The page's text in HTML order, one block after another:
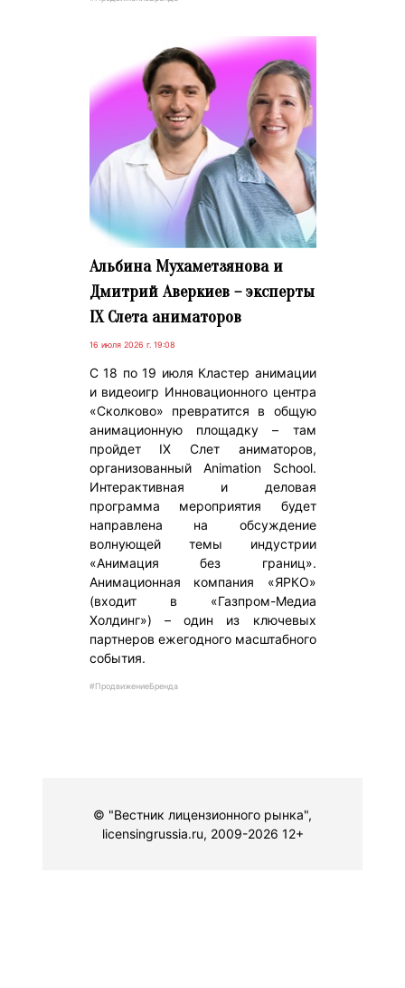
Альбина Мухаметзянова и
Дмитрий Аверкиев – эксперты
IX Слета аниматоров
16 июля 2026 г. 19:08
С 18 по 19 июля Кластер анимации
и видеоигр Инновационного центра
«Сколково» превратится в общую
анимационную площадку – там
пройдет IX Слет аниматоров,
организованный Animation School.
Интерактивная и деловая
программа мероприятия будет
направлена на обсуждение
волнующей темы индустрии
«Анимация без границ».
Анимационная компания «ЯРКО»
(входит в «Газпром-Медиа
Холдинг») – один из ключевых
партнеров ежегодного масштабного
события.
#ПродвижениеБренда
© "Вестник лицензионного рынка",
licensingrussia.ru, 2009-2026 12+